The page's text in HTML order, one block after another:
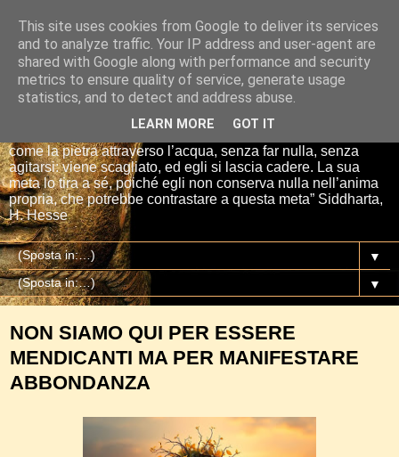
Io sono il mio Buddha
“Se tu getti una pietra nell’acqua, essa si affretta per la via
più breve fino al fondo. E così è Siddharta, quando ha una
meta, un proposito. Siddharta non fa nulla. Siddharta pensa,
come la pietra attraverso l’acqua, senza far nulla, senza
agitarsi: viene scagliato, ed egli si lascia cadere. La sua
meta lo tira a sé, poiché egli non conserva nulla nell’anima
propria, che potrebbe contrastare a questa meta” Siddharta,
H. Hesse
▼
▼
NON SIAMO QUI PER ESSERE
MENDICANTI MA PER MANIFESTARE
ABBONDANZA
This site uses cookies from Google to deliver its services
and to analyze traffic. Your IP address and user-agent are
shared with Google along with performance and security
metrics to ensure quality of service, generate usage
statistics, and to detect and address abuse.
LEARN MORE GOT IT